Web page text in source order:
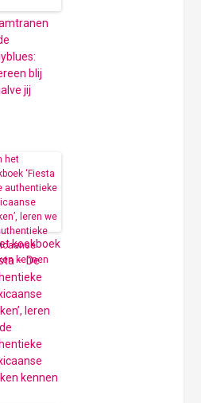
blij
jij
kookboek
– De
leren
kennen